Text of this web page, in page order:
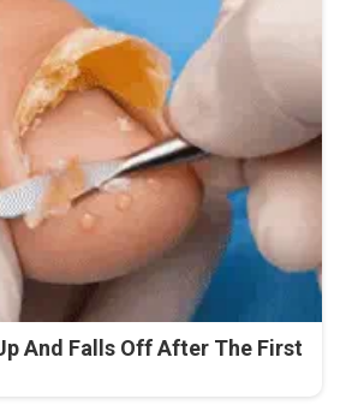
And Falls Off After The First